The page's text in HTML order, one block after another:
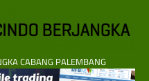
CABANG PALEMBANG